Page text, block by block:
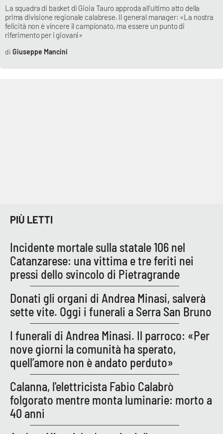
EDIZIONI
LOCALI
Catanzaro
PROGETTI
SPECIALI
LA
CALABRIAVISIONE
Destinazioni
Eventi
Food
Storie
LAC
NETWORK
La squadra di basket di Gioia Tauro approda all'ultimo atto della
prima divisione regionale calabrese. Il general manager: «La nostra
felicità non è vincere il campionato, ma essere un punto di
riferimento per i giovani»
Giuseppe Mancini
PIÙ LETTI
Incidente mortale sulla statale 106 nel
Catanzarese: una vittima e tre feriti nei
pressi dello svincolo di Pietragrande
Donati gli organi di Andrea Minasi, salverà
sette vite. Oggi i funerali a Serra San Bruno
I funerali di Andrea Minasi. Il parroco: «Per
nove giorni la comunità ha sperato,
quell’amore non è andato perduto»
Calanna, l'elettricista Fabio Calabrò
folgorato mentre monta luminarie: morto a
40 anni